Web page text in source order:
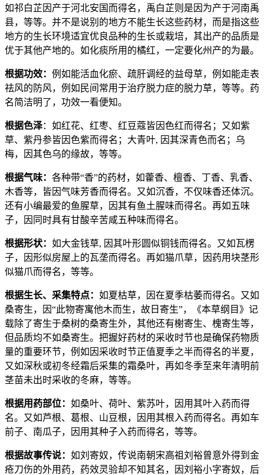
如祁白芷因产于河北安国而得名，禹白芷则是因为产于河南禹
县，等等。并不是说别的地方不能生长这些药材，而是指这些
地方的生长环境适宜优良品种的生长或栽培，其出产的品质是
优于其他产地的。如化痰所用的橘红，一定要化州产的为最。
根据功效： 例如能活血化瘀、疏肝调经的益母草，例如能走表
祛风的防风，例如民间常用于治疗脱力症的脱力草，等等。药
名简洁明了，功效一看便知。
根据色泽：如红花、红枣、红豆蔻皆因色红而得名；又如紫
草、紫丹参皆因色紫而得名；大青叶, 因其深青色而名；乌
梅，因其色乌的缘故，等等。
根据气味： 各种带“香”的药材，如藿香、檀香、丁香、乳香、
木香等，皆因气味芳香而得名。又如沉香，不仅味香还体沉。
还有小编最爱的鱼腥草，因其有鱼土腥味而得名。再如五味
子，因同时具有甘酸辛苦咸五种味而得名。
根据形状： 如大金钱草, 因其叶形圆似铜钱而得名。又如瓦楞
子，因形似房屋上的瓦垄而得名。再如猫爪草，因药用块茎形
似猫爪而得名，等等。
根据生长、采集特点： 如夏枯草，因在夏季枯萎而得名。又如
桑寄生，因“此物寄寓他木而生，故日寄生”，《本草纲目》记
载除了寄生于桑树的桑寄生外，其他还有榭寄生、槐寄生等，
但品质均不如桑寄生。把握好药材的采收时节也是确保药物质
量的重要环节，例如因采收时节正值夏季之半而得名的半夏，
又如深秋或初冬经霜后采集的霜桑叶，再如冬季至来年清明前
茎苗未出时采收的冬麻，等等。
根据用药部位： 如桑叶、荷叶、紫苏叶，因用其叶入药而得
名。又如芦根、葛根、山豆根，因用其根入药而得名。再如车
前子、南瓜子，因用其种子入药而得名，等等。
根据故事传说： 如刘寄奴，传说南朝宋高祖刘裕曾意外得到金
疮刀伤的外用药，药效灵验却不知其名，因刘裕小字寄奴，后